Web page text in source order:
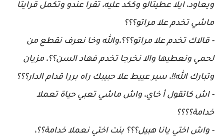
ويعاود، ايلا عطيتالو وككد عليه، تقرا عندو وتكمل قرايتا
ماشي تخدم علا مراتو؟؟؟
- قالاك تخدم علا مراتو؟؟؟،والله وخا نعرف نقطع من
لحمي ونعطيها والا نخرجا تخدم فهاد السن؟؟، مزيان
وتبارك الله!!، سير عييط علا حبيبك راه بررا قدام الدار؟؟؟
- اش كاتقول أ خاي، واش ماشي تعبي حياة تعملا
خدامة؟؟؟؟
- واش اختي يانا هبيل؟؟؟ بنت اختي نعملا خدامة؟؟،